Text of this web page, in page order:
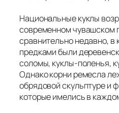
Национальные куклы
современном чувашском
сравнительно недавно, в
предками были
соломы, куклы-поленья,
Однако корни ремесла
обрядовой скульптуре и
которые имелись в